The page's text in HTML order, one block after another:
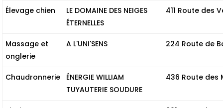
Élevage chien
LE DOMAINE DES NEIGES
ÉTERNELLES
411 Route des
Massage et
onglerie
A L'UNI'SENS 224 Route de
Chaudronnerie
ÉNERGIE WILLIAM
TUYAUTERIE SOUDURE
436 Route des